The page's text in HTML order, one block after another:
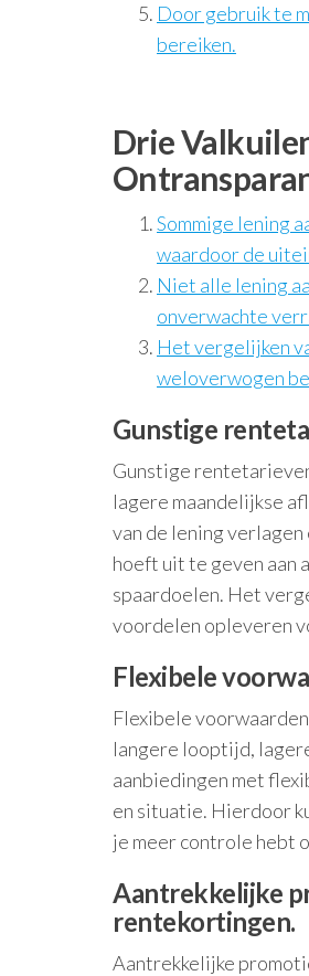
Door gebruik te
bereiken.
Drie
Sommige lening
waardoor de
Niet alle lening
onverwachte
Het vergelijken
weloverwogen
Gunstige
Gunstige
lagere maandelijkse
van de lening
hoeft uit te geven aan
spaardoelen. Het
voordelen opleveren
Flexibele
Flexibele
langere looptijd,
aanbiedingen met
en situatie. Hierdoor
je meer controle hebt
Aantrekkelijke
rentekortingen.
Aantrekkelijke